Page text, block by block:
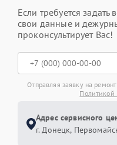
Если требуется задать
свои данные и
проконсультирует Вас!
Отправляя заявку на
Политикой
Адрес сервисного
г. Донецк,